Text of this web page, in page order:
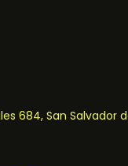
684, San Salvador